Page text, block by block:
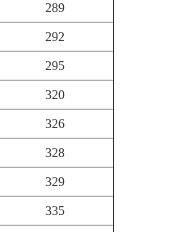
289
292
295
320
326
328
329
335